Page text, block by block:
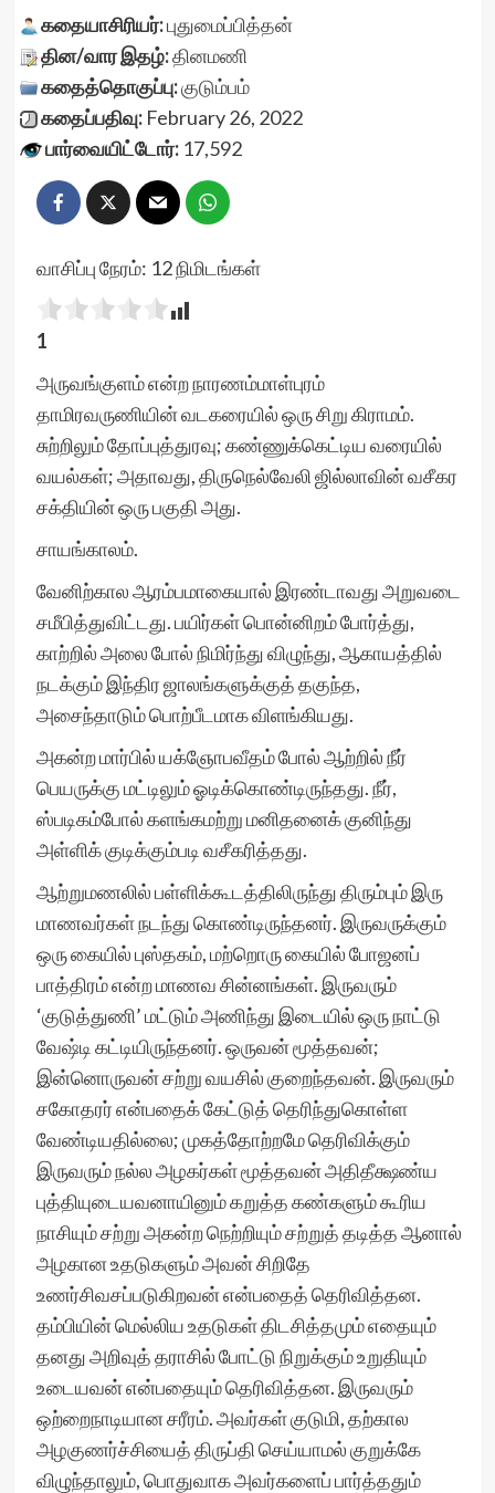
கதையாசிரியர்:புதுமைப்பித்தன்
தின/வார இதழ்:தினமணி
கதைத்தொகுப்பு:குடும்பம்
கதைப்பதிவு:February 26, 2022
பார்வையிட்டோர்:17,592
வாசிப்பு நேரம்: 12நிமிடங்கள்
1
அருவங்குளம் என்ற நாரணம்மாள்புரம்
தாமிரவருணியின் வடகரையில் ஒரு சிறு கிராமம்.
சுற்றிலும் தோப்புத்துரவு; கண்ணுக்கெட்டிய வரையில்
வயல்கள்; அதாவது, திருநெல்வேலி ஜில்லாவின் வசீகர
சக்தியின் ஒரு பகுதி அது.
சாயங்காலம்.
வேனிற்கால ஆரம்பமாகையால் இரண்டாவது அறுவடை
சமீபித்துவிட்டது. பயிர்கள் பொன்னிறம் போர்த்து,
காற்றில் அலை போல் நிமிர்ந்து விழுந்து, ஆகாயத்தில்
நடக்கும் இந்திர ஜாலங்களுக்குத் தகுந்த,
அசைந்தாடும் பொற்பீடமாக விளங்கியது.
அகன்ற மார்பில் யக்ஞோபவீதம் போல் ஆற்றில் நீர்
பெயருக்கு மட்டிலும் ஓடிக்கொண்டிருந்தது. நீர்,
ஸ்படிகம்போல் களங்கமற்று மனிதனைக் குனிந்து
அள்ளிக் குடிக்கும்படி வசீகரித்தது.
ஆற்றுமணலில் பள்ளிக்கூடத்திலிருந்து திரும்பும் இரு
மாணவர்கள் நடந்து கொண்டிருந்தனர். இருவருக்கும்
ஒரு கையில் புஸ்தகம், மற்றொரு கையில் போஜனப்
பாத்திரம் என்ற மாணவ சின்னங்கள். இருவரும்
‘குடுத்துணி’ மட்டும் அணிந்து இடையில் ஒரு நாட்டு
வேஷ்டி கட்டியிருந்தனர். ஒருவன் மூத்தவன்;
இன்னொருவன் சற்று வயசில் குறைந்தவன். இருவரும்
சகோதரர் என்பதைக் கேட்டுத் தெரிந்துகொள்ள
வேண்டியதில்லை; முகத்தோற்றமே தெரிவிக்கும்
இருவரும் நல்ல அழகர்கள் மூத்தவன் அதிதீக்ஷண்ய
புத்தியுடையவனாயினும் கறுத்த கண்களும் கூரிய
நாசியும் சற்று அகன்ற நெற்றியும் சற்றுத் தடித்த ஆனால்
அழகான உதடுகளும் அவன் சிறிதே
உணர்சிவசப்படுகிறவன் என்பதைத் தெரிவித்தன.
தம்பியின் மெல்லிய உதடுகள் திடசித்தமும் எதையும்
தனது அறிவுத் தராசில் போட்டு நிறுக்கும் உறுதியும்
உடையவன் என்பதையும் தெரிவித்தன. இருவரும்
ஒற்றைநாடியான சரீரம். அவர்கள் குடுமி, தற்கால
அழகுணர்ச்சியைத் திருப்தி செய்யாமல் குறுக்கே
விழுந்தாலும், பொதுவாக அவர்களைப் பார்த்ததும்